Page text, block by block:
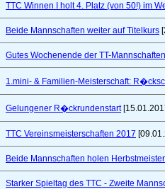
TTC Winnen I holt 4. Platz (von 50!) im
Beide Mannschaften weiter auf Titelkurs
Gutes Wochenende der TT-
1.mini- & Familien-Meisterschaft:
Gelungener R�ckrundenstart
TTC Vereinsmeisterschaften 2017
Beide Mannschaften holen
Starker Spieltag des TTC - Zweite